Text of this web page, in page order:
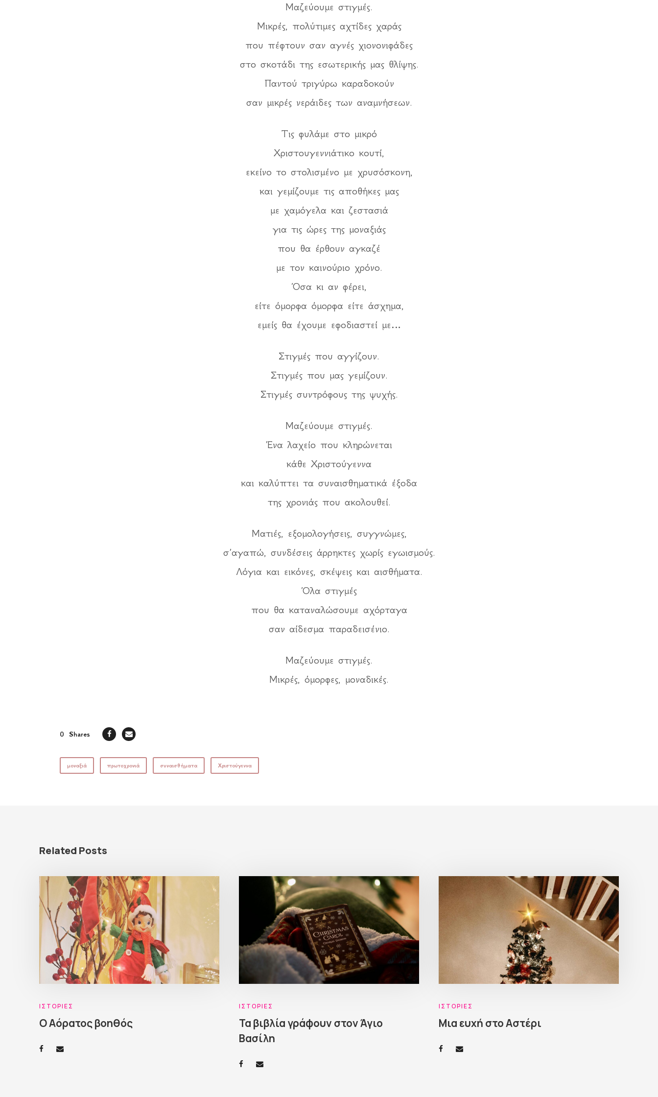
Μαζεύουμε στιγμές.
Μικρές, πολύτιμες αχτίδες χαράς
που πέφτουν σαν αγνές χιονονιφάδες
στο σκοτάδι της εσωτερικής μας θλίψης.
Παντού τριγύρω καραδοκούν
σαν μικρές νεράιδες των αναμνήσεων.
Τις φυλάμε στο μικρό
Χριστουγεννιάτικο κουτί,
εκείνο το στολισμένο με χρυσόσκονη,
και γεμίζουμε τις αποθήκες μας
με χαμόγελα και ζεστασιά
για τις ώρες της μοναξιάς
που θα έρθουν αγκαζέ
με τον καινούριο χρόνο.
Όσα κι αν φέρει,
είτε όμορφα όμορφα είτε άσχημα,
εμείς θα έχουμε εφοδιαστεί με…
Στιγμές που αγγίζουν.
Στιγμές που μας γεμίζουν.
Στιγμές συντρόφους της ψυχής.
Μαζεύουμε στιγμές.
Ένα λαχείο που κληρώνεται
κάθε Χριστούγεννα
και καλύπτει τα συναισθηματικά έξοδα
της χρονιάς που ακολουθεί.
Ματιές, εξομολογήσεις, συγγνώμες,
σ’αγαπώ, συνδέσεις άρρηκτες χωρίς εγωισμούς.
Λόγια και εικόνες, σκέψεις και αισθήματα.
Όλα στιγμές
που θα καταναλώσουμε αχόρταγα
σαν αίδεσμα παραδεισένιο.
Μαζεύουμε στιγμές.
Μικρές, όμορφες, μοναδικές.
0 Shares
μοναξιά πρωτοχρονιά συναισθήματα Χριστούγεννα
Related Posts
ΙΣΤΟΡΊΕΣ
Ο Αόρατος βοηθός
ΙΣΤΟΡΊΕΣ
Τα βιβλία γράφουν στον Άγιο
Βασίλη
ΙΣΤΟΡΊΕΣ
Μια ευχή στο Αστέρι